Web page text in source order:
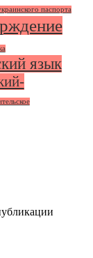
паспорта
язык